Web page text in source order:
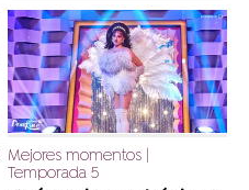
Mejores momentos |
Temporada 5